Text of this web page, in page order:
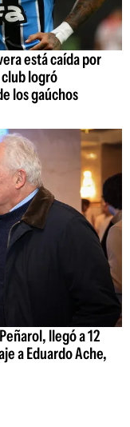
está caída por
logró
los gaúchos
llegó a 12
a Eduardo Ache,